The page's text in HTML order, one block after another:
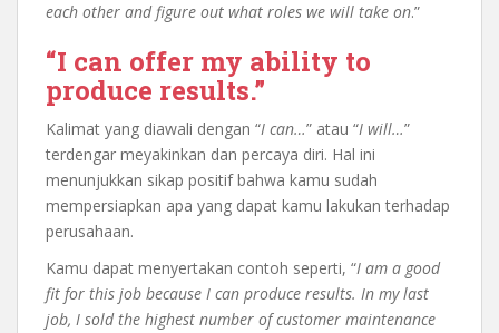
each other and figure out what roles we will take on.”
“I can offer my ability to
produce results.”
Kalimat yang diawali dengan “I can…” atau “I will…”
terdengar meyakinkan dan percaya diri. Hal ini
menunjukkan sikap positif bahwa kamu sudah
mempersiapkan apa yang dapat kamu lakukan terhadap
perusahaan.
Kamu dapat menyertakan contoh seperti, “I am a good
fit for this job because I can produce results. In my last
job, I sold the highest number of customer maintenance